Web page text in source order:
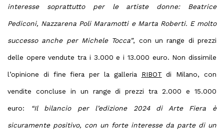
interesse soprattutto per le artiste donne: Beatrice
Pediconi, Nazzarena Poli Maramotti e Marta Roberti. E molto
successo anche per Michele Tocca”, con un range di prezzi
delle opere vendute tra i 3.000 e i 13.000 euro. Non dissimile
l’opinione di fine fiera per la galleria RIBOT di Milano, con
vendite concluse in un range di prezzi tra 2.000 e 15.000
euro: “Il bilancio per l’edizione 2024 di Arte Fiera è
sicuramente positivo, con un forte interesse da parte di un